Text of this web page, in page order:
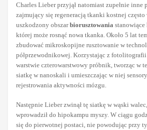
Charles Lieber przyjął natomiast zupełnie inne
zajmujący się regeneracją tkanki kostnej często
uszkodzony obszarbiorusztowania stanowiące
której może rosnąć nowa tkanka. Około 5 lat
zbudować mikroskopijne rusztowanie w
półprzewodnikowej. Korzystając z fotolitografii
warstwie czterowarstwowy próbnik, tworząc w
siatkę w nanoskali i umieszczając w niej
rejestrowania aktywności mózgu.
Następnie Lieber zwinął tę siatkę w wąski
wprowadził do hipokampu myszy. W ciągu
się do pierwotnej postaci, nie powodując przy